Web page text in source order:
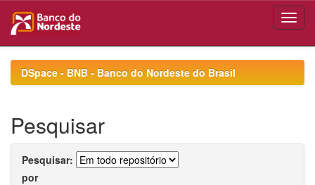
navigationDSpace - BNB - Banco do Nordeste do Brasil
Pesquisar
Pesquisar:
por